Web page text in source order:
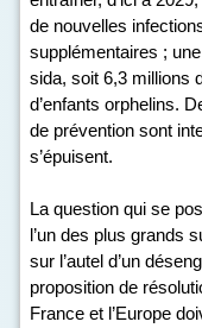
de nouvelles
supplémentaires ;
sida, soit 6,3 millions
d’enfants orphelins.
de prévention sont
s’épuisent.
La question qui se
l’un des plus grands
sur l’autel d’un
proposition de
France et l’Europe